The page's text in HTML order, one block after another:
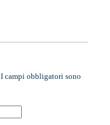
I campi obbligatori sono